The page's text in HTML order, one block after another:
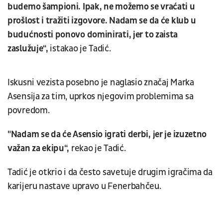
budemo šampioni. Ipak, ne možemo se vraćati u
prošlost i tražiti izgovore. Nadam se da će klub u
budućnosti ponovo dominirati, jer to zaista
zaslužuje“, istakao je Tadić.
Iskusni vezista posebno je naglasio značaj Marka
Asensija za tim, uprkos njegovim problemima sa
povredom.
"Nadam se da će Asensio igrati derbi, jer je izuzetno
važan za ekipu“, rekao je Tadić.
Tadić je otkrio i da često savetuje drugim igračima da
karijeru nastave upravo u Fenerbahčeu.